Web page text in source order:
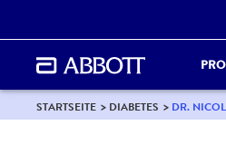
STARTSEITE DIABETES DR.